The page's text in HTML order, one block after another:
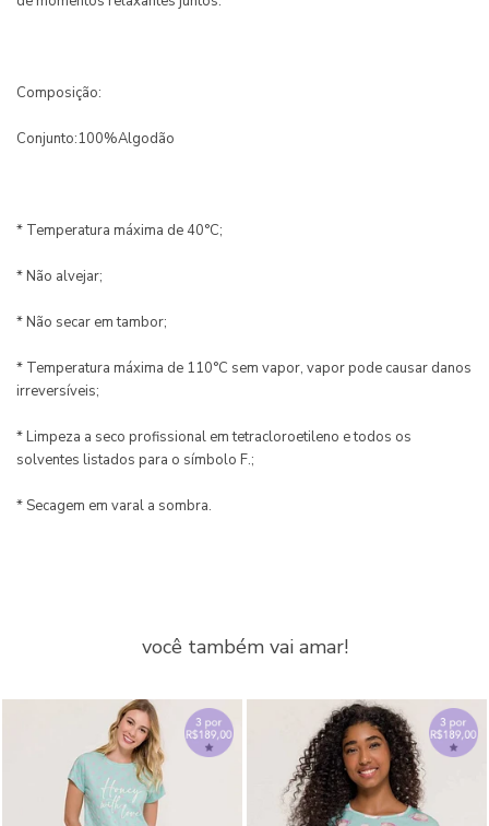
Composição:
Conjunto:100%Algodão
* Temperatura máxima de 40°C;
* Não alvejar;
* Não secar em tambor;
* Temperatura máxima de 110°C sem vapor, vapor pode causar danos
irreversíveis;
* Limpeza a seco profissional em tetracloroetileno e todos os
solventes listados para o símbolo F.;
* Secagem em varal a sombra.
você também vai amar!